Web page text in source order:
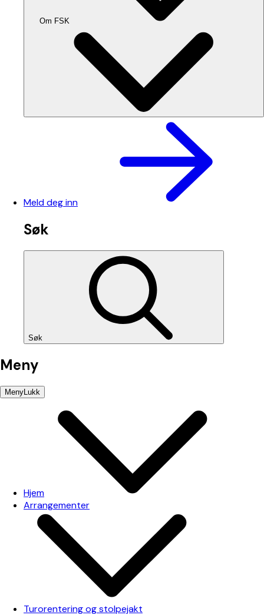
Om FSK
Meld deg inn
Søk
Søk
Meny
MenyLukk
Hjem
Arrangementer
Turorentering og stolpejakt